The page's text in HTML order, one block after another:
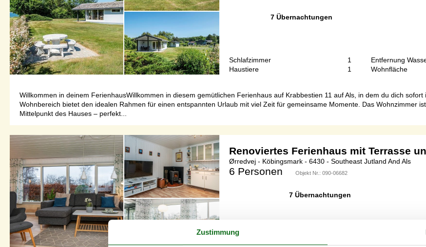
7 Übernachtungen
Schlafzimmer
1
Haustiere
1
Entfernung
Wohnfläche
Willkommen in deinem FerienhausWillkommen in diesem gemütlichen Ferienhaus auf Krabbestien 11 auf Als, in dem du dich
Wohnbereich bietet den idealen Rahmen für einen entspannten Urlaub mit viel Zeit für gemeinsame Momente. Das Wohnzimmer
Mittelpunkt des Hauses – perfekt...
Renoviertes Ferienhaus mit Terrasse
Ørredvej - Köbingsmark - 6430 - Southeast Jutland And Als
6 Personen Objekt Nr.: 090-06682
7 Übernachtungen
Zustimmung